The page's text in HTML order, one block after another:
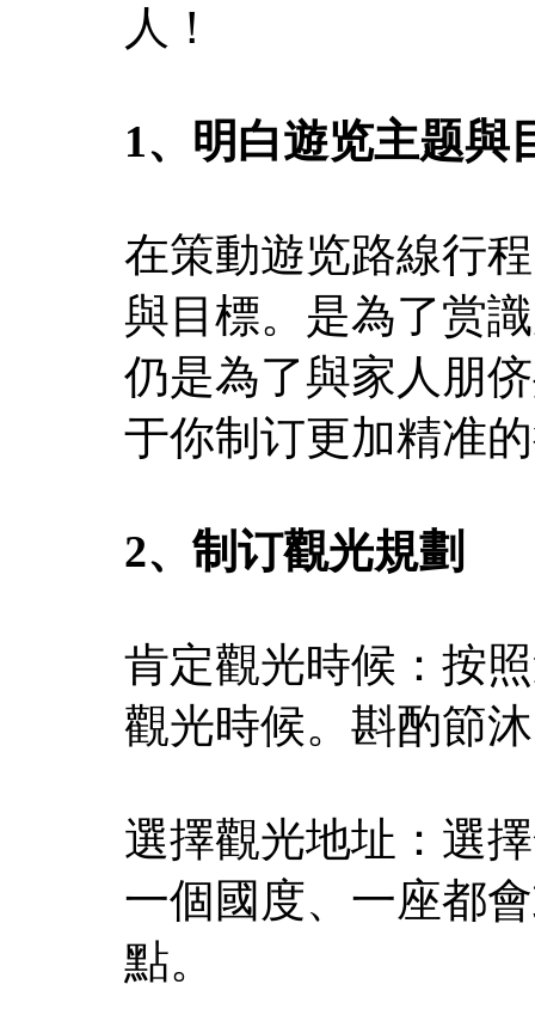
人！
1、明白遊览主题與
在策動遊览路線行
與目標。是為了赏
仍是為了與家人朋
于你制订更加精准
2、制订觀光規劃
肯定觀光時候：按
觀光時候。斟酌節
選擇觀光地址：選
一個國度、一座都
點。